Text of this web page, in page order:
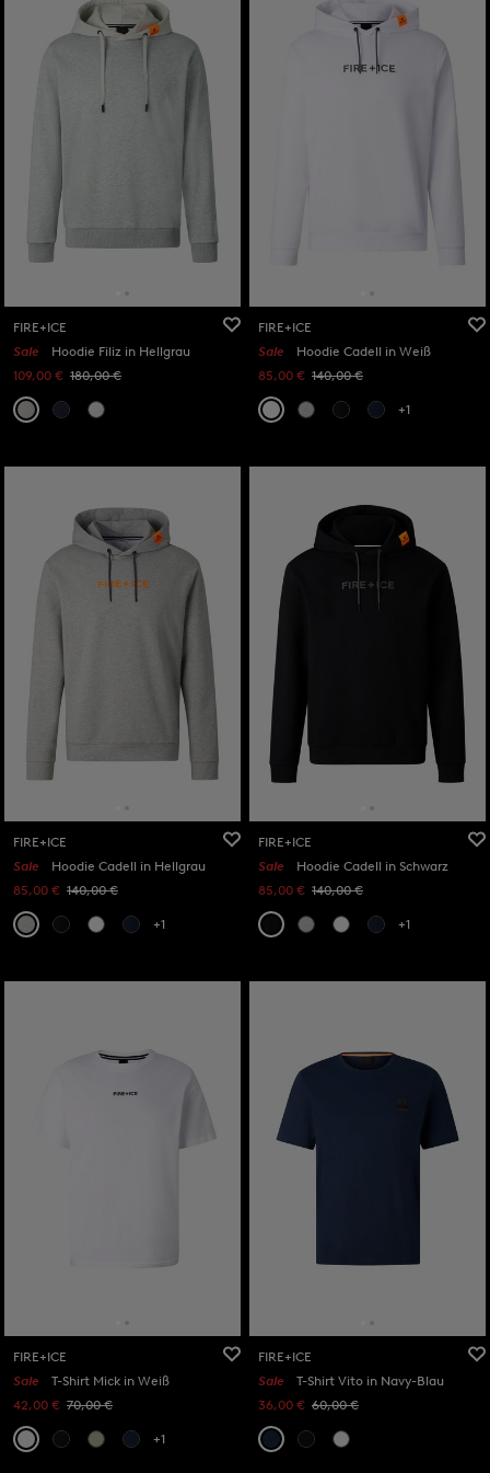
FIRE+ICE
Sale
Hoodie Filiz in Hellgrau
109,00 € 180,00 €
FIRE+ICE
Sale
Hoodie Cadell in Weiß
85,00 € 140,00 €
+1
FIRE+ICE
Sale
Hoodie Cadell in Hellgrau
85,00 € 140,00 €
+1
FIRE+ICE
Sale
Hoodie Cadell in Schwarz
85,00 € 140,00 €
+1
FIRE+ICE
Sale
T-Shirt Mick in Weiß
42,00 € 70,00 €
+1
FIRE+ICE
Sale
T-Shirt Vito in Navy-Blau
36,00 € 60,00 €